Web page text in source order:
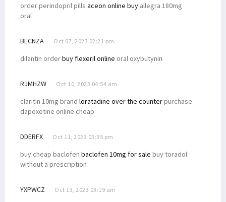
order perindopril pills aceon online buy allegra 180mg
oral
BECNZA Oct 07, 2023 02:21 pm
dilantin orderbuy flexeril online oral oxybutynin
RJMHZW Oct 10, 2023 04:54 am
claritin 10mg brand loratadine over the counterpurchase
dapoxetine online cheap
DDERFX Oct 11, 2023 03:35 pm
buy cheap baclofen baclofen 10mg for sale buy toradol
without a prescription
YXPWCZ Oct 13, 2023 03:19 am